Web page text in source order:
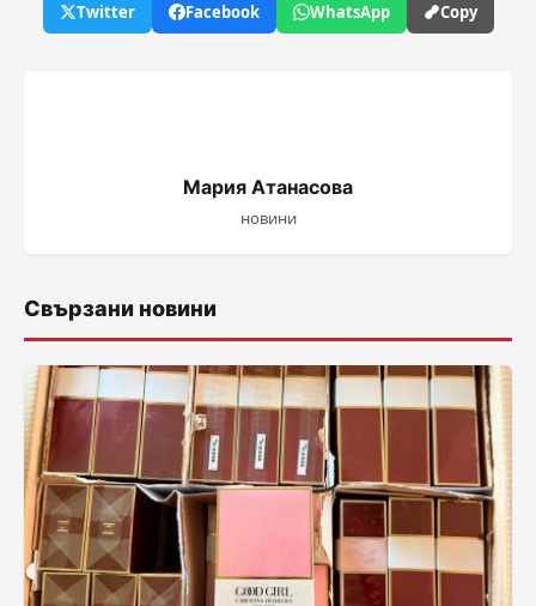
Twitter Facebook WhatsApp Copy
Мария Атанасова
новини
Свързани новини